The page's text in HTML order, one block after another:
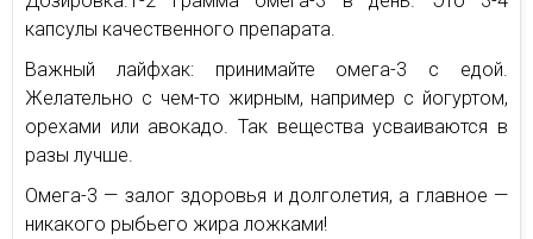
капсулы качественного препарата.
Важный лайфхак: принимайте омега-3 с едой.
Желательно с чем-то жирным, например с йогуртом,
орехами или авокадо. Так вещества усваиваются в
разы лучше.
Омега-3 — залог здоровья и долголетия, а главное —
никакого рыбьего жира ложками!